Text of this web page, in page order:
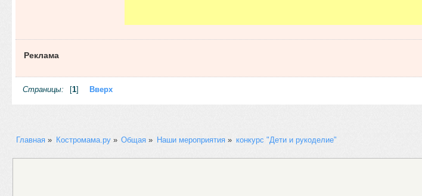
Реклама
Страницы: [1] Вверх
Главная » Костромама.ру» Общая » Наши мероприятия» конкурс "Дети и рукоделие"